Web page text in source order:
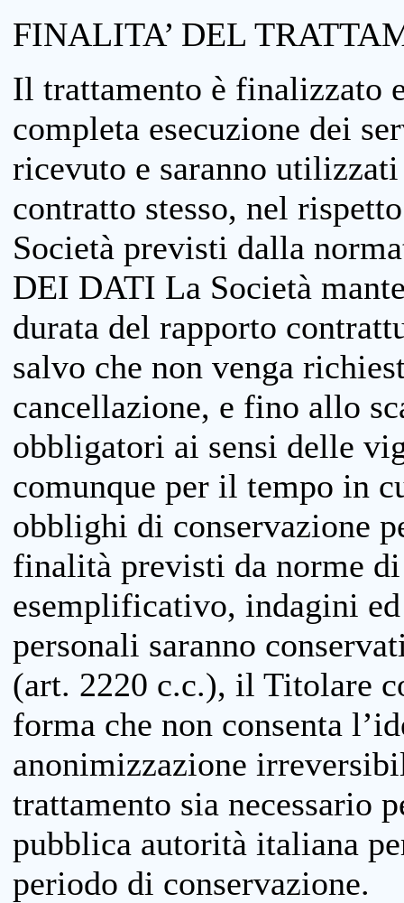
FINALITA’ DEL
Il trattamento è finalizzato
completa esecuzione dei
ricevuto e saranno
contratto stesso, nel
Società previsti dalla
DEI DATI La Società
durata del rapporto
salvo che non venga
cancellazione, e fino allo
obbligatori ai sensi delle
comunque per il tempo in
obblighi di conservazione
finalità previsti da norme
esemplificativo, indagini
personali saranno
(art. 2220 c.c.), il Titolare
forma che non consenta
anonimizzazione
trattamento sia necessario
pubblica autorità italiana
periodo di conservazione.